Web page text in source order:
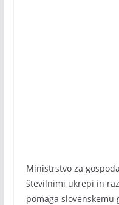
Ministrstvo za
številnimi ukrepi in
pomaga slovenskemu